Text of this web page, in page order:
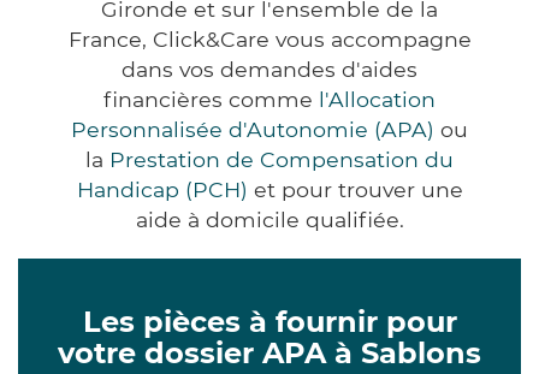
Gironde et sur l'ensemble de la
France, Click&Care vous accompagne
dans vos demandes d'aides
financières comme l'Allocation
Personnalisée d'Autonomie (APA) ou
la Prestation de Compensation du
Handicap (PCH) et pour trouver une
aide à domicile qualifiée.
Les pièces à fournir pour
votre dossier APA à Sablons